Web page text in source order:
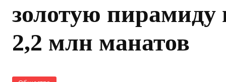
золотую пирамиду
2,2 млн манатов